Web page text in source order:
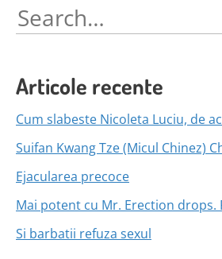
Search
for:
Articole recente
Cum slabeste Nicoleta Luciu, de
Suifan Kwang Tze (Micul Chinez)
Ejacularea precoce
Mai potent cu Mr. Erection drops.
Si barbatii refuza sexul